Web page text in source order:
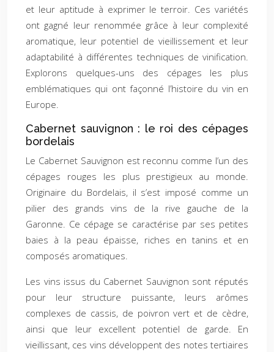
et leur aptitude à exprimer le terroir. Ces variétés
ont gagné leur renommée grâce à leur complexité
aromatique, leur potentiel de vieillissement et leur
adaptabilité à différentes techniques de vinification.
Explorons quelques-uns des cépages les plus
emblématiques qui ont façonné l’histoire du vin en
Europe.
Cabernet sauvignon : le roi des cépages
bordelais
Le Cabernet Sauvignon est reconnu comme l’un des
cépages rouges les plus prestigieux au monde.
Originaire du Bordelais, il s’est imposé comme un
pilier des grands vins de la rive gauche de la
Garonne. Ce cépage se caractérise par ses petites
baies à la peau épaisse, riches en tanins et en
composés aromatiques.
Les vins issus du Cabernet Sauvignon sont réputés
pour leur structure puissante, leurs arômes
complexes de cassis, de poivron vert et de cèdre,
ainsi que leur excellent potentiel de garde. En
vieillissant, ces vins développent des notes tertiaires